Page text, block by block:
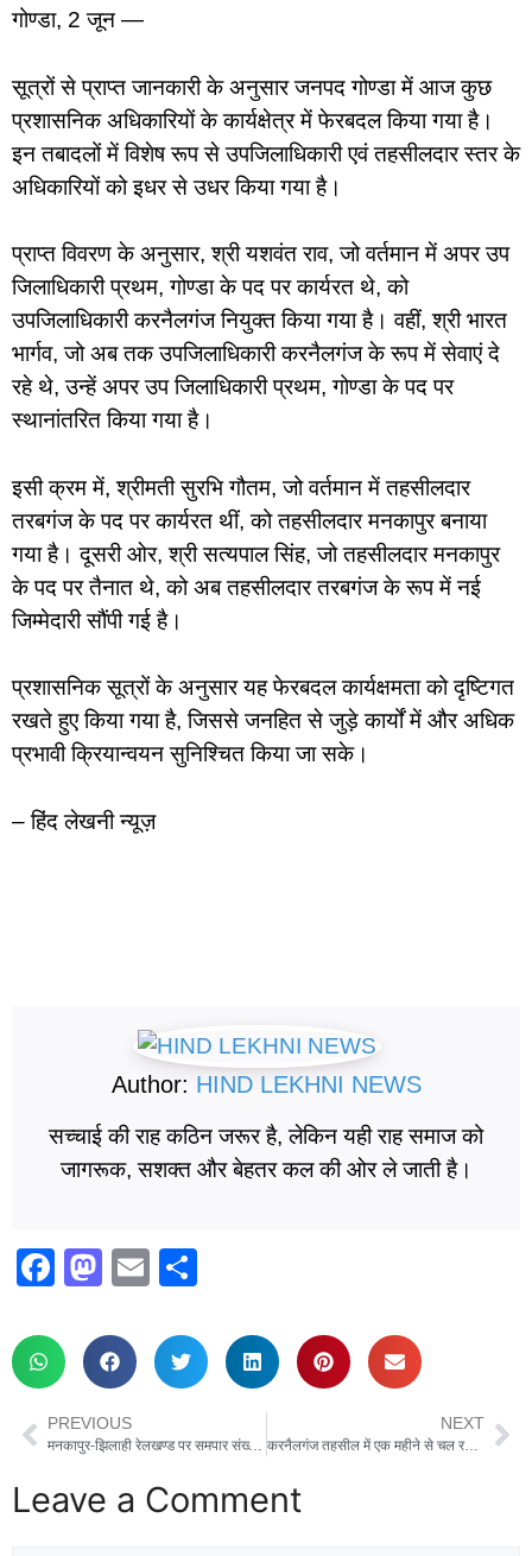
गोण्डा, 2 जून —
सूत्रों से प्राप्त जानकारी के अनुसार जनपद गोण्डा में आज कुछ
प्रशासनिक अधिकारियों के कार्यक्षेत्र में फेरबदल किया गया है।
इन तबादलों में विशेष रूप से उपजिलाधिकारी एवं तहसीलदार स्तर के
अधिकारियों को इधर से उधर किया गया है।
प्राप्त विवरण के अनुसार, श्री यशवंत राव, जो वर्तमान में अपर उप
जिलाधिकारी प्रथम, गोण्डा के पद पर कार्यरत थे, को
उपजिलाधिकारी करनैलगंज नियुक्त किया गया है। वहीं, श्री भारत
भार्गव, जो अब तक उपजिलाधिकारी करनैलगंज के रूप में सेवाएं दे
रहे थे, उन्हें अपर उप जिलाधिकारी प्रथम, गोण्डा के पद पर
स्थानांतरित किया गया है।
इसी क्रम में, श्रीमती सुरभि गौतम, जो वर्तमान में तहसीलदार
तरबगंज के पद पर कार्यरत थीं, को तहसीलदार मनकापुर बनाया
गया है। दूसरी ओर, श्री सत्यपाल सिंह, जो तहसीलदार मनकापुर
के पद पर तैनात थे, को अब तहसीलदार तरबगंज के रूप में नई
जिम्मेदारी सौंपी गई है।
प्रशासनिक सूत्रों के अनुसार यह फेरबदल कार्यक्षमता को दृष्टिगत
रखते हुए किया गया है, जिससे जनहित से जुड़े कार्यों में और अधिक
प्रभावी क्रियान्वयन सुनिश्चित किया जा सके।
– हिंद लेखनी न्यूज़
Author: HIND LEKHNI NEWS
सच्चाई की राह कठिन जरूर है, लेकिन यही राह समाज को
जागरूक, सशक्त और बेहतर कल की ओर ले जाती है।
F
c
e
b
o
o
M
st
o
d
o
n
E
ail ar
e
PREVIOUS
मनकापुर-झिलाही रेलखण्ड पर समपार संख्या 245 / स्पेशल रहेगा बंद, ओवरहॉलिंग व मशीन पैकिंग का कार्य निर्धारित
NEXT
करनैलगंज तहसील में एक महीने से चल रही वकीलों की हड़ताल खत्म, एसडीएम का हुआ तबादला
Leave a Comment